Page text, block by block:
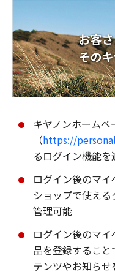
キヤノンホーム
（https://
るログイン機能を
ログイン後のマ
ショップで使え
管理可能
ログイン後のマ
品を登録するこ
テンツやお知ら